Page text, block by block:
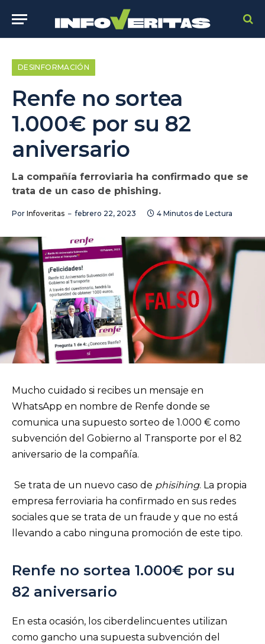
DESINFORMACIÓN
Renfe no sortea
1.000€ por su 82
aniversario
La compañía ferroviaria ha confirmado que se
trata de un caso de phishing.
Por Infoveritas febrero 22, 2023 4 Minutos de Lectura
Mucho cuidado si recibes un mensaje en
WhatsApp en nombre de Renfe donde se
comunica una supuesto sorteo de 1.000 € como
subvención del Gobierno al Transporte por el 82
aniversario de la compañía.
Se trata de un nuevo caso de phisihing. La propia
empresa ferroviaria ha confirmado en sus redes
sociales que se trata de un fraude y que no está
llevando a cabo ninguna promoción de este tipo.
Renfe no sortea 1.000€ por su
82 aniversario
En esta ocasión, los ciberdelincuentes utilizan
como gancho una supuesta subvención del